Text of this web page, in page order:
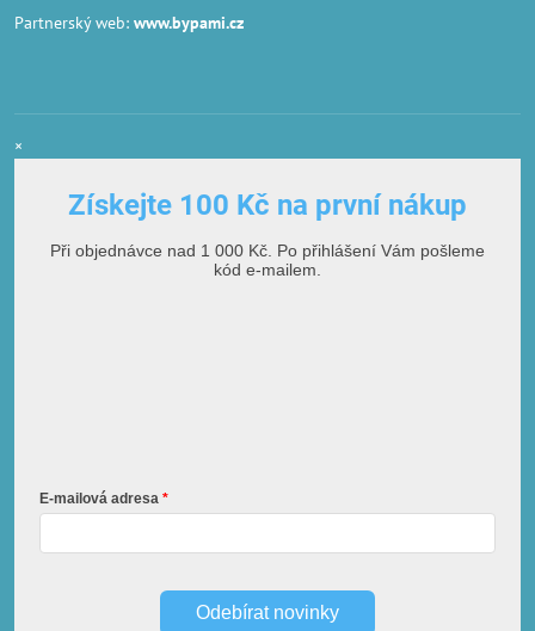
Partnerský web: www.bypami.cz
×
Získejte 100 Kč na první nákup
Při objednávce nad 1 000 Kč. Po přihlášení Vám pošleme
kód e-mailem.
E-mailová adresa
Odebírat novinky